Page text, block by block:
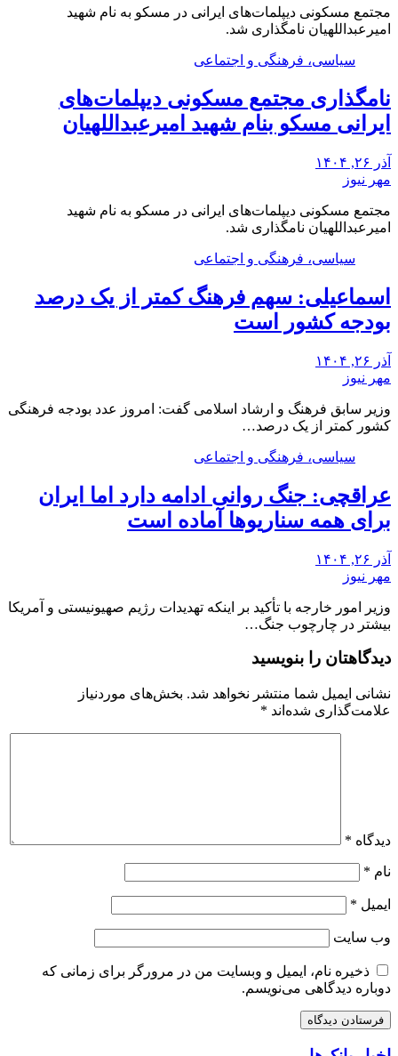
مجتمع مسکونی دیپلمات‌های ایرانی در مسکو به نام شهید
امیرعبداللهیان نامگذاری شد.
سیاسی، فرهنگی و اجتماعی
نامگذاری مجتمع مسکونی دیپلمات‌های
ایرانی مسکو بنام شهید امیرعبداللهیان
آذر ۲۶, ۱۴۰۴
مهر نیوز
مجتمع مسکونی دیپلمات‌های ایرانی در مسکو به نام شهید
امیرعبداللهیان نامگذاری شد.
سیاسی، فرهنگی و اجتماعی
اسماعیلی: سهم فرهنگ کمتر از یک درصد
بودجه کشور است
آذر ۲۶, ۱۴۰۴
مهر نیوز
وزیر سابق فرهنگ و ارشاد اسلامی گفت: امروز عدد بودجه فرهنگی
کشور کمتر از یک درصد…
سیاسی، فرهنگی و اجتماعی
عراقچی: جنگ روانی ادامه دارد اما ایران
برای همه سناریوها آماده است
آذر ۲۶, ۱۴۰۴
مهر نیوز
وزیر امور خارجه با تأکید بر اینکه تهدیدات رژیم صهیونیستی و آمریکا
بیشتر در چارچوب جنگ…
دیدگاهتان را بنویسید
نشانی ایمیل شما منتشر نخواهد شد. بخش‌های موردنیاز
علامت‌گذاری شده‌اند *
دیدگاه *
نام *
ایمیل *
وب‌ سایت
ذخیره نام، ایمیل و وبسایت من در مرورگر برای زمانی که
دوباره دیدگاهی می‌نویسم.